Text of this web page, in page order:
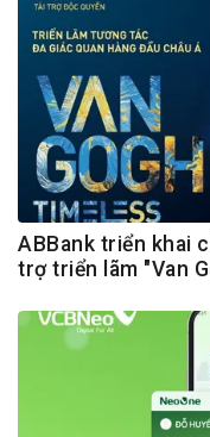
ABBank triển khai
trợ triển lãm "Van